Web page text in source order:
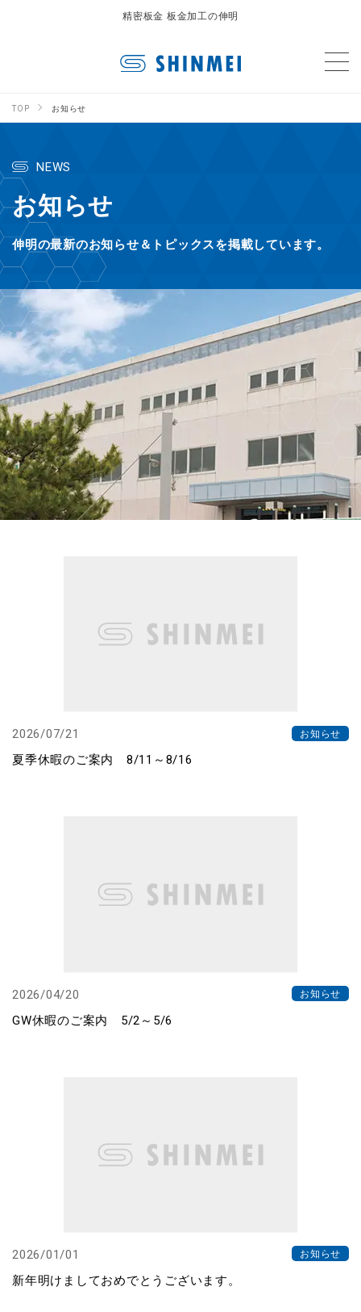
精密板金 板金加工の伸明
TOP お知らせ
NEWS
お知らせ
伸明の最新のお知らせ＆トピックスを掲載しています。
2026/07/21 お知らせ
夏季休暇のご案内 8/11～8/16
2026/04/20 お知らせ
GW休暇のご案内 5/2～5/6
2026/01/01 お知らせ
新年明けましておめでとうございます。